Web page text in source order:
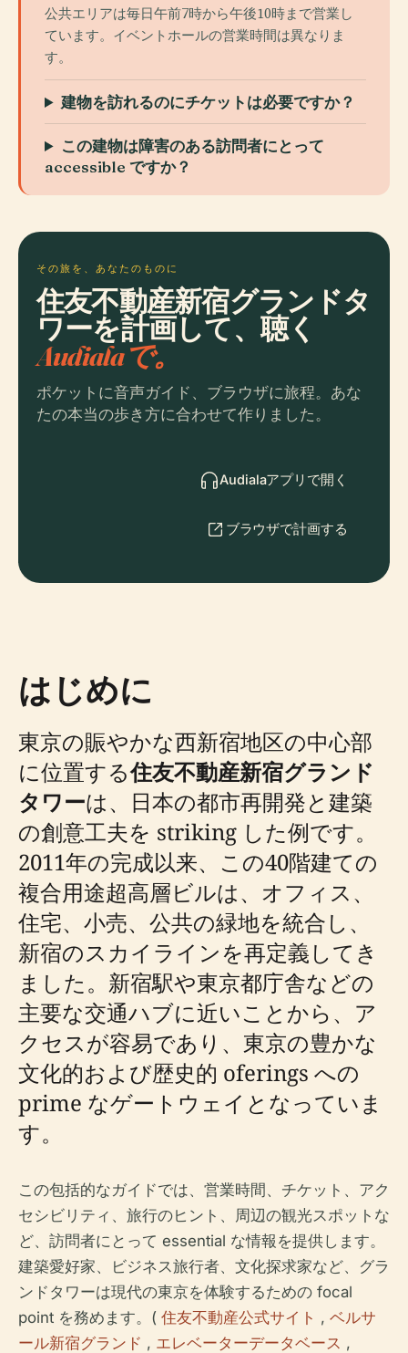
公共エリアは毎日午前7時から午後10時まで営業し
ています。イベントホールの営業時間は異なりま
す。
建物を訪れるのにチケットは必要ですか？
この建物は障害のある訪問者にとって
accessible ですか？
その旅を、あなたのものに
住友不動産新宿グランドタ
ワーを計画して、聴く
Audialaで。
ポケットに音声ガイド、ブラウザに旅程。あな
たの本当の歩き方に合わせて作りました。
Audialaアプリで開く
ブラウザで計画する
はじめに
東京の賑やかな西新宿地区の中心部
に位置する住友不動産新宿グランド
タワーは、日本の都市再開発と建築
の創意工夫を striking した例です。
2011年の完成以来、この40階建ての
複合用途超高層ビルは、オフィス、
住宅、小売、公共の緑地を統合し、
新宿のスカイラインを再定義してき
ました。新宿駅や東京都庁舎などの
主要な交通ハブに近いことから、ア
クセスが容易であり、東京の豊かな
文化的および歴史的 oferings への
prime なゲートウェイとなっていま
す。
この包括的なガイドでは、営業時間、チケット、アク
セシビリティ、旅行のヒント、周辺の観光スポットな
ど、訪問者にとって essential な情報を提供します。
建築愛好家、ビジネス旅行者、文化探求家など、グラ
ンドタワーは現代の東京を体験するための focal
point を務めます。( 住友不動産公式サイト , ベルサ
ール新宿グランド , エレベーターデータベース ,